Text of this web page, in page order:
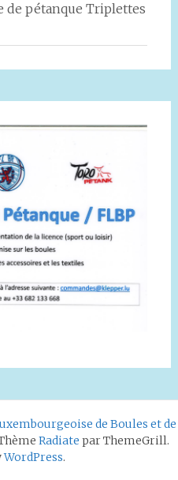
pétanque Triplettes
de Boules et de
Radiate par ThemeGrill.
WordPress.